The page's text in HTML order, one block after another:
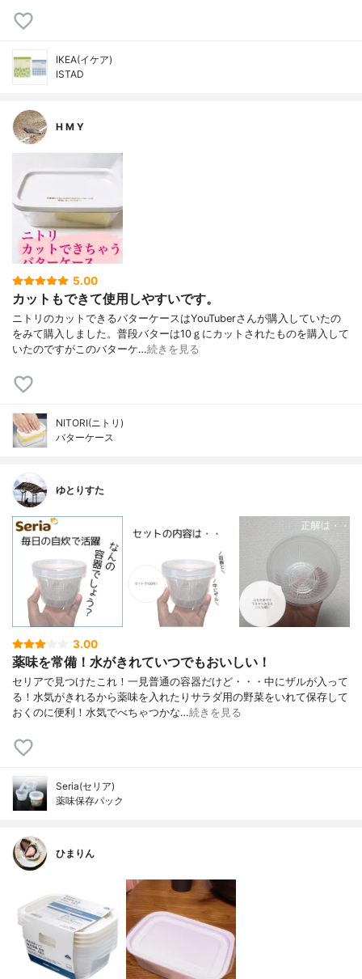
IKEA(イケア)
ISTAD
H M Y
5.00
カットもできて使用しやすいです。
ニトリのカットできるバターケースはYouTuberさんが購入していたの
をみて購入しました。普段バターは10ｇにカットされたものを購入して
いたのですがこのバターケ…続きを見る
NITORI(ニトリ)
バターケース
ゆとりすた
3.00
薬味を常備！水がきれていつでもおいしい！
セリアで見つけたこれ！一見普通の容器だけど・・・中にザルが入って
る！水気がきれるから薬味を入れたりサラダ用の野菜をいれて保存して
おくのに便利！水気でべちゃつかな…続きを見る
Seria(セリア)
薬味保存パック
ひまりん